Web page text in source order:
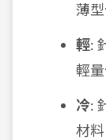
薄型
輕:
輕
冷:
材料